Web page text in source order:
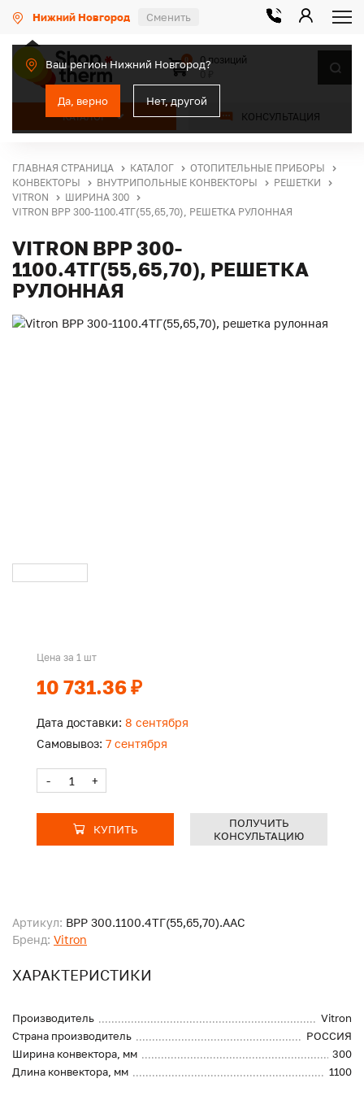
Нижний Новгород Сменить
Ваш регион Нижний Новгород?
Да, верно Нет, другой
КАТАЛОГ КОНСУЛЬТАЦИЯ
0
0 позиций
ГЛАВНАЯ СТРАНИЦА КАТАЛОГ
ОТОПИТЕЛЬНЫЕ ПРИБОРЫ
КОНВЕКТОРЫ
ВНУТРИПОЛЬНЫЕ КОНВЕКТОРЫ
РЕШЕТКИ
VITRON
ШИРИНА 300
VITRON ВРР 300-1100.4ТГ(55,65,70), РЕШЕТКА РУЛОННАЯ
VITRON ВРР 300-
1100.4ТГ(55,65,70), РЕШЕТКА
РУЛОННАЯ
Артикул: ВРР 300.1100.4ТГ(55,65,70).ААС
Бренд: Vitron
ХАРАКТЕРИСТИКИ
Производитель
Vitron
Страна производитель
РОССИЯ
Ширина конвектора, мм
300
Длина конвектора, мм
1100
Цена за 1 шт
10 731.36 ₽
Дата доставки: 8 сентября
Самовывоз: 7 сентября
- +
КУПИТЬ
ПОЛУЧИТЬ
КОНСУЛЬТАЦИЮ